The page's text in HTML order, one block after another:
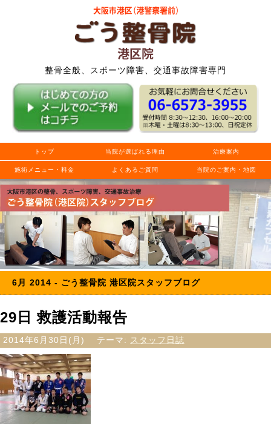
整骨全般、スポーツ障害、交通事故障害専門
トップ 当院が選ばれる理由 治療案内
施術メニュー・料金 よくあるご質問 当院のご案内・地図
6月 2014 - ごう整骨院 港区院スタッフブログ
29日 救護活動報告
2014年6月30日(月) テーマ: スタッフ日誌